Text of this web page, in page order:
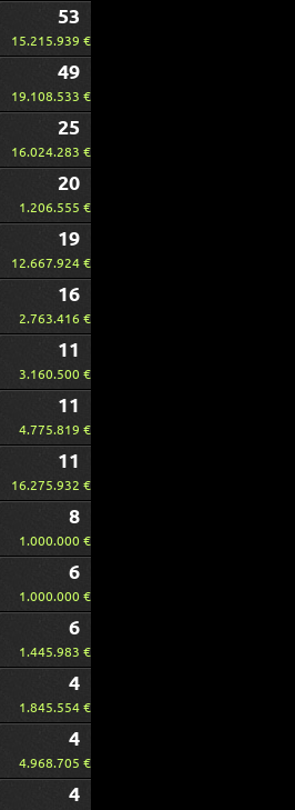
53
15.215.939 €
49
19.108.533 €
25
16.024.283 €
20
1.206.555 €
19
12.667.924 €
16
2.763.416 €
11
3.160.500 €
11
4.775.819 €
11
16.275.932 €
8
1.000.000 €
6
1.000.000 €
6
1.445.983 €
4
1.845.554 €
4
4.968.705 €
4